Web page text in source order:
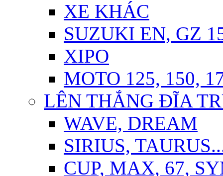
XE KHÁC
SUZUKI EN, GZ
XIPO
MOTO 125, 150,
LÊN THẮNG ĐĨA
WAVE, DREAM
SIRIUS,
CUP, MAX, 67,